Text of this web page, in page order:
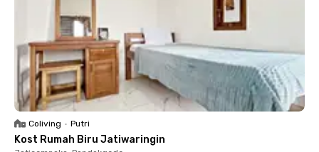
Coliving • Putri
Kost Rumah Biru Jatiwaringin